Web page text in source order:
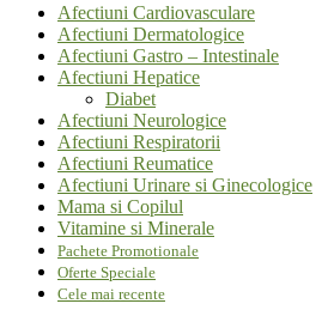
Afectiuni Cardiovasculare
Afectiuni Dermatologice
Afectiuni Gastro – Intestinale
Afectiuni Hepatice
Diabet
Afectiuni Neurologice
Afectiuni Respiratorii
Afectiuni Reumatice
Afectiuni Urinare si Ginecologice
Mama si Copilul
Vitamine si Minerale
Pachete Promotionale
Oferte Speciale
Cele mai recente